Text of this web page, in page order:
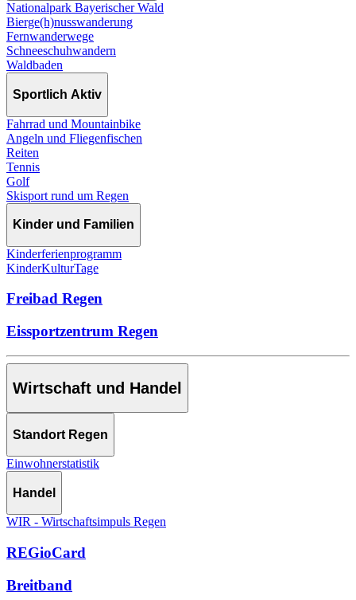
Nationalpark Bayerischer Wald
Bierge(h)nusswanderung
Fernwanderwege
Schneeschuhwandern
Waldbaden
Sportlich Aktiv
Fahrrad und Mountainbike
Angeln und Fliegenfischen
Reiten
Tennis
Golf
Skisport rund um Regen
Kinder und Familien
Kinderferienprogramm
KinderKulturTage
Freibad Regen
Eissportzentrum Regen
Wirtschaft und Handel
Standort Regen
Einwohnerstatistik
Handel
WIR - Wirtschaftsimpuls Regen
REGioCard
Breitband